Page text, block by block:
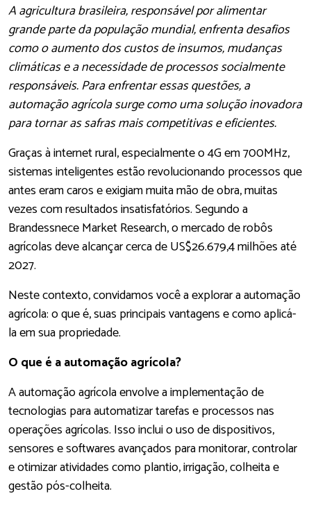
A agricultura brasileira, responsável por alimentar
grande parte da população mundial, enfrenta desafios
como o aumento dos custos de insumos, mudanças
climáticas e a necessidade de processos socialmente
responsáveis. Para enfrentar essas questões, a
automação agrícola surge como uma solução inovadora
para tornar as safras mais competitivas e eficientes.
Graças à internet rural, especialmente o 4G em 700MHz,
sistemas inteligentes estão revolucionando processos que
antes eram caros e exigiam muita mão de obra, muitas
vezes com resultados insatisfatórios. Segundo a
Brandessnece Market Research, o mercado de robôs
agrícolas deve alcançar cerca de US$26.679,4 milhões até
2027.
Neste contexto, convidamos você a explorar a automação
agrícola: o que é, suas principais vantagens e como aplicá-
la em sua propriedade.
O que é a automação agrícola?
A automação agrícola envolve a implementação de
tecnologias para automatizar tarefas e processos nas
operações agrícolas. Isso inclui o uso de dispositivos,
sensores e softwares avançados para monitorar, controlar
e otimizar atividades como plantio, irrigação, colheita e
gestão pós-colheita.